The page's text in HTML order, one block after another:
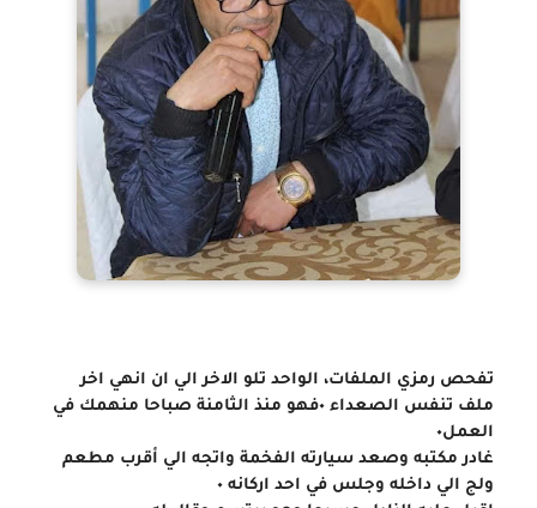
تفحص رمزي الملفات، الواحد تلو الاخر الي ان انهي اخر
العمل٠
غادر مكتبه وصعد سيارته الفخمة واتجه الي أقرب مطعم
ولج الي داخله وجلس في احد اركانه ٠